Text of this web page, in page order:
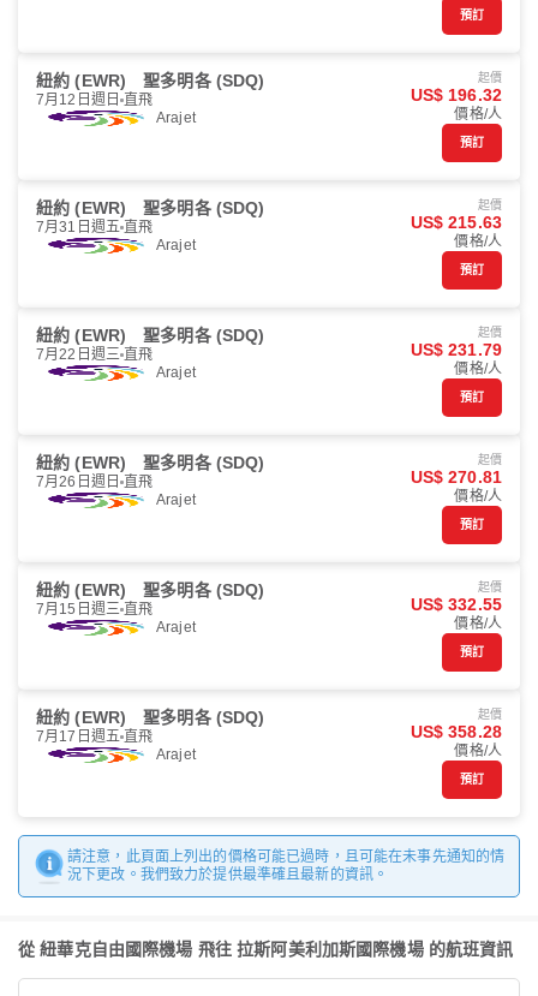
預訂
紐約 (EWR) 聖多明各 (SDQ)
7月12日週日 直飛
Arajet
起價
US$ 196.32
價格/人
預訂
紐約 (EWR) 聖多明各 (SDQ)
7月31日週五 直飛
Arajet
起價
US$ 215.63
價格/人
預訂
紐約 (EWR) 聖多明各 (SDQ)
7月22日週三 直飛
Arajet
起價
US$ 231.79
價格/人
預訂
紐約 (EWR) 聖多明各 (SDQ)
7月26日週日 直飛
Arajet
起價
US$ 270.81
價格/人
預訂
紐約 (EWR) 聖多明各 (SDQ)
7月15日週三 直飛
Arajet
起價
US$ 332.55
價格/人
預訂
紐約 (EWR) 聖多明各 (SDQ)
7月17日週五 直飛
Arajet
起價
US$ 358.28
價格/人
預訂
請注意，此頁面上列出的價格可能已過時，且可能在未事先通知的情
況下更改。我們致力於提供最準確且最新的資訊。
從 紐華克自由國際機場 飛往 拉斯阿美利加斯國際機場 的航班資訊